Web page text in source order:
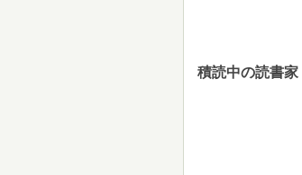
積読中の読書家